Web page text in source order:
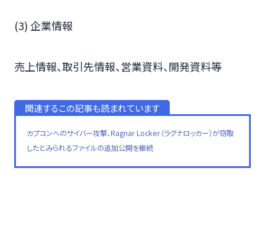
(3) 企業情報
売上情報、取引先情報、営業資料、開発資料等
関連するこの記事も読まれています
カプコンへのサイバー攻撃、Ragnar Locker（ラグナロッカー）が窃取
したとみられるファイルの追加公開を継続